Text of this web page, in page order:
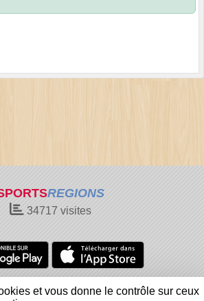
REGIONS
34717 visites
Gestion des cookies
et vous donne le contrôle sur ceux